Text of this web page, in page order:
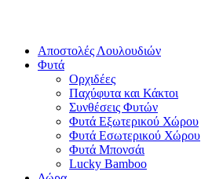
Αποστολές Λουλουδιών
Φυτά
Ορχιδέες
Παχύφυτα και Κάκτοι
Συνθέσεις Φυτών
Φυτά Εξωτερικού Χώρου
Φυτά Εσωτερικού Χώρου
Φυτά Μπονσάι
Lucky Bamboo